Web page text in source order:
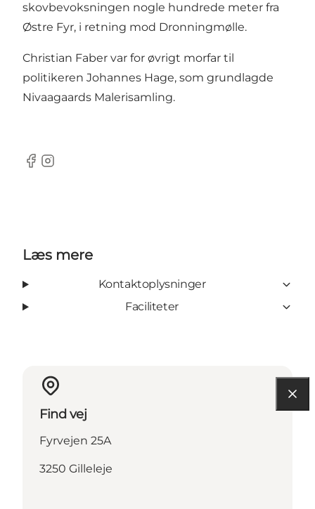
skovbevoksningen nogle hundrede meter fra
Østre Fyr, i retning mod Dronningmølle.
Christian Faber var for øvrigt morfar til
politikeren Johannes Hage, som grundlagde
Nivaagaards Malerisamling.
Facebook
Instagram
Læs mere
Kontaktoplysninger
Faciliteter
Find vej
Fyrvejen 25A
3250 Gilleleje